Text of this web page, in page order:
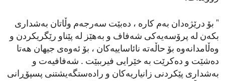
" بۆ درێژەدان بەم کارە ، دەبێت سەرجەم وڵاتان بەشداری
بکەن لە پرۆسەیەکی شەفاف و بەهێز لە پێناو رێگریکردن و
وەڵامدانەوە بۆ حاڵەتە نائاساییەکان ، بۆ ئەوەی جیهان هەتا
دەشێت و دەکرێت بە خێرایی فیرببێت . شەفافیەت و
بەشداری پێکردنی زانیاریەکان و رادەستگەیشتنی پسپۆڕانی